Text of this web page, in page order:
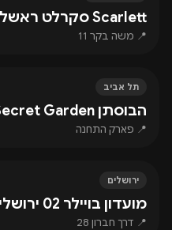
Scarlett סקרלט ראשל״צ
📍 משה בקר 11
תל אביב
הבוסתן Secret Garden תל אביב
📍 פארק התחנה
ירושלים
מועדון בויילר 02 ירושלים
📍 דרך חברון 28